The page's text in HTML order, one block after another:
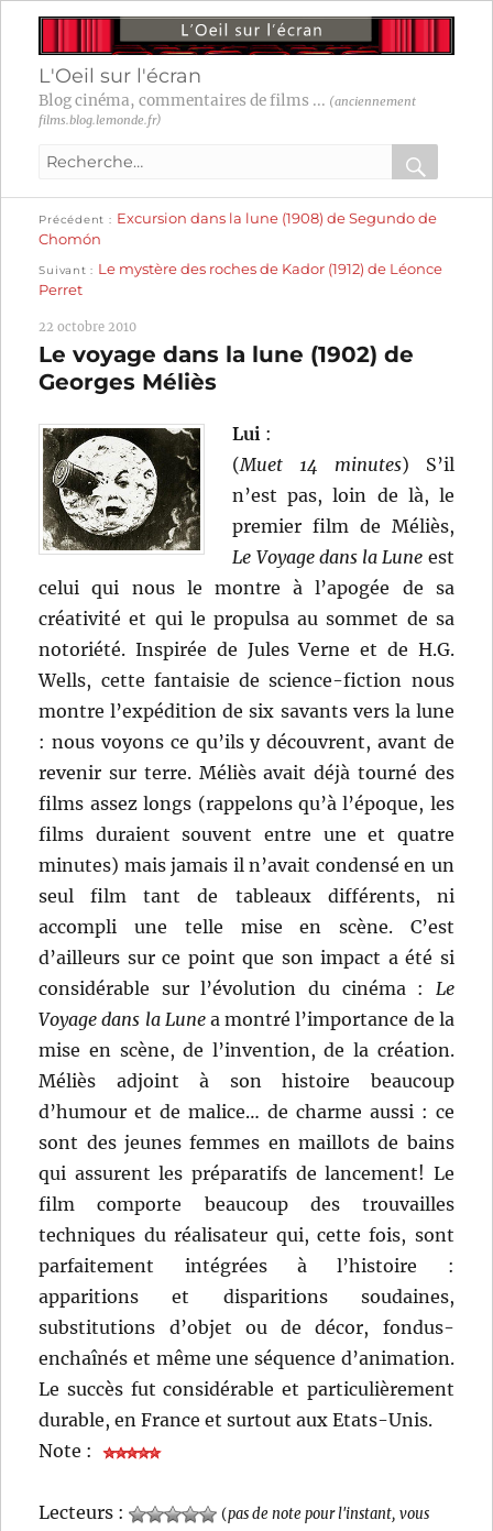
L'Oeil sur l'écran
Blog cinéma, commentaires de films ... (anciennement
films.blog.lemonde.fr)
Recherche
:
OK
Navigation
de
Précédent
précédente :
Excursion dans la lune (1908) de Segundo de
Chomón
Suivant
suivante :
Le mystère des roches de Kador (1912) de Léonce
Perret
22 octobre 2010
Le voyage dans la lune (1902) de
Georges Méliès
Lui :
(Muet 14 minutes) S’il
n’est pas, loin de là, le
premier film de Méliès,
Le Voyage dans la Lune est
celui qui nous le montre à l’apogée de sa
créativité et qui le propulsa au sommet de sa
notoriété. Inspirée de Jules Verne et de H.G.
Wells, cette fantaisie de science-fiction nous
montre l’expédition de six savants vers la lune
: nous voyons ce qu’ils y découvrent, avant de
revenir sur terre. Méliès avait déjà tourné des
films assez longs (rappelons qu’à l’époque, les
films duraient souvent entre une et quatre
minutes) mais jamais il n’avait condensé en un
seul film tant de tableaux différents, ni
accompli une telle mise en scène. C’est
d’ailleurs sur ce point que son impact a été si
considérable sur l’évolution du cinéma : Le
Voyage dans la Lunea montré l’importance de la
mise en scène, de l’invention, de la création.
Méliès adjoint à son histoire beaucoup
d’humour et de malice… de charme aussi : ce
sont des jeunes femmes en maillots de bains
qui assurent les préparatifs de lancement! Le
film comporte beaucoup des trouvailles
techniques du réalisateur qui, cette fois, sont
parfaitement intégrées à l’histoire :
apparitions et disparitions soudaines,
substitutions d’objet ou de décor, fondus-
enchaînés et même une séquence d’animation.
Le succès fut considérable et particulièrement
durable, en France et surtout aux Etats-Unis.
Note :
Lecteurs : (pas de note pour l'instant, vous